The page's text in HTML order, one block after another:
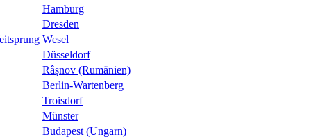
Hamburg
Dresden
Wesel
Düsseldorf
Râșnov (Rumänien)
Berlin-Wartenberg
Troisdorf
Münster
Budapest (Ungarn)